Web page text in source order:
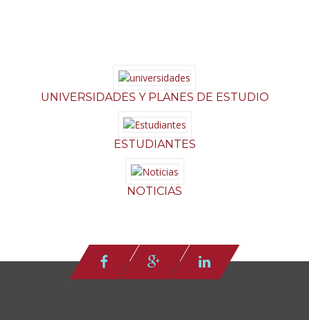
UNIVERSIDADES Y PLANES DE ESTUDIO
ESTUDIANTES
NOTICIAS